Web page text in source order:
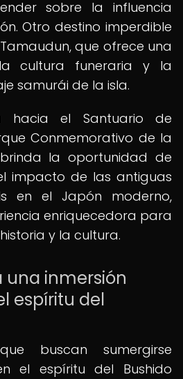
sobre la influencia
Otro destino imperdible
que ofrece una
cultura funeraria y la
samurái de la isla.
hacia el Santuario de
Conmemorativo de la
la oportunidad de
impacto de las antiguas
en el Japón moderno,
enriquecedora para
y la cultura.
una inmersión
espíritu del
buscan sumergirse
el espíritu del Bushido